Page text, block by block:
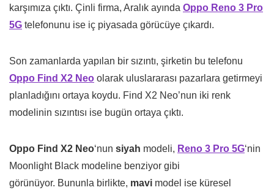
karşımıza çıktı. Çinli firma, Aralık ayında Oppo Reno 3 Pro
5G telefonunu ise iç piyasada görücüye çıkardı.
Son zamanlarda yapılan bir sızıntı, şirketin bu telefonu
Oppo Find X2 Neo olarak uluslararası pazarlara getirmeyi
planladığını ortaya koydu. Find X2 Neo’nun iki renk
modelinin sızıntısı ise bugün ortaya çıktı.
Oppo Find X2 Neo‘nun siyah modeli, Reno 3 Pro 5G‘nin
Moonlight Black modeline benziyor gibi
görünüyor. Bununla birlikte, mavi model ise küresel